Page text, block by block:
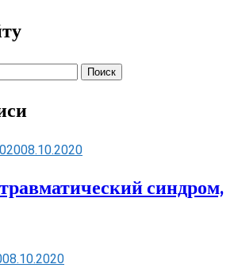
08.10.2020
синдром,
08.10.2020